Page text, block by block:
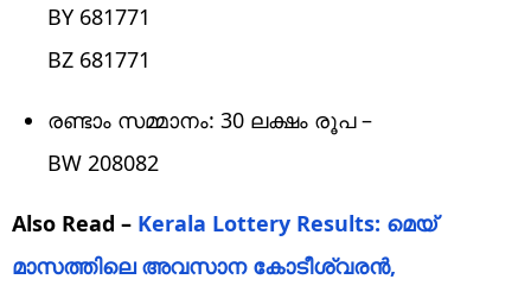
BY 681771
BZ 681771
രണ്ടാം സമ്മാനം: 30 ലക്ഷം രൂപ –
BW 208082
Also Read – Kerala Lottery Results: മെയ്
മാസത്തിലെ അവസാന കോടീശ്വരൻ,